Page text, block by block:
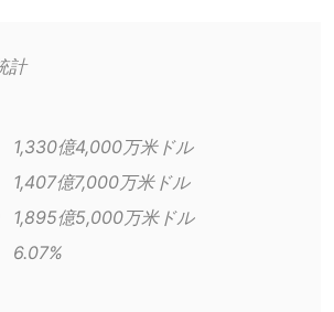
計
基準年2024	1,330億4,000万米ドル
推定年2025	1,407億7,000万米ドル
予測年2030	1,895億5,000万米ドル
CAGR（%）	6.07%